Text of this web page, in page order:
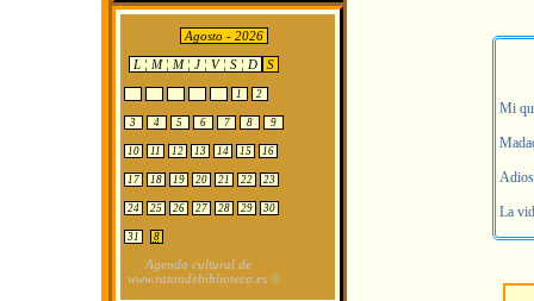
Agosto - 2026
L ¦ M ¦ M ¦ J ¦ V ¦ S ¦ D
S
1 2
3 4 5 6 7 8 9
10 11 12 13 14 15 16
17 18 19 20 21 22 23
24 25 26 27 28 29 30
31 8
Agenda cultural de
www.ratondebiblioteca.es ©
Mi
La